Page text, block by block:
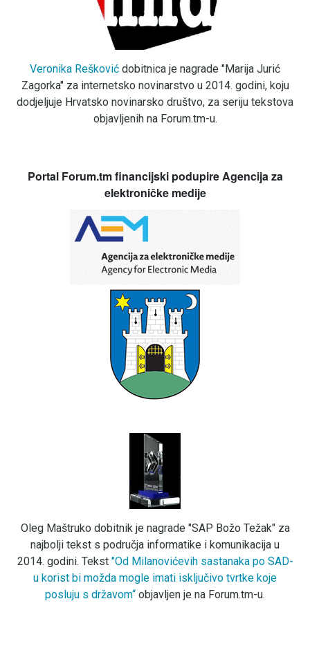
Veronika Rešković dobitnica je nagrade "Marija Jurić
Zagorka" za internetsko novinarstvo u 2014. godini, koju
dodjeljuje Hrvatsko novinarsko društvo, za seriju tekstova
objavljenih na Forum.tm-u.
Portal Forum.tm financijski podupire Agencija za
elektroničke medije
Oleg Maštruko dobitnik je nagrade "SAP Božo Težak" za
najbolji tekst s područja informatike i komunikacija u
2014. godini. Tekst "Od Milanovićevih sastanaka po SAD-
u korist bi možda mogle imati isključivo tvrtke koje
posluju s državom“ objavljen je na Forum.tm-u.